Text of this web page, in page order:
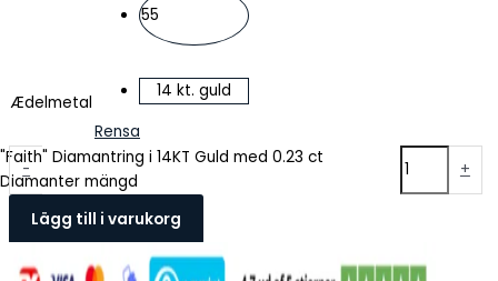
55
Ædelmetal
14 kt. guld
Rensa
-
"Faith" Diamantring i 14KT Guld med 0.23 ct
Diamanter mängd
+
Lägg till i varukorg